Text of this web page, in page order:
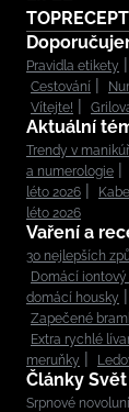
Pravidla etikety
Cestování
Vítejte!
Aktuální
Trendy v
a numerologie
léto 2026
léto 2026
Vaření a
30 nejlepších
Domácí
domácí housky
Zapečené
Extra rychlé
meruňky
Články
Srpnové